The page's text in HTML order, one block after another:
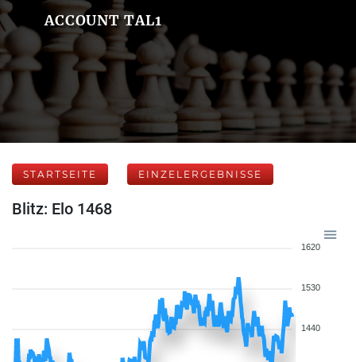
ACCOUNT TAL1
STARTSEITE EINZELERGEBNISSE
Blitz: Elo 1468
1620
1530
1440